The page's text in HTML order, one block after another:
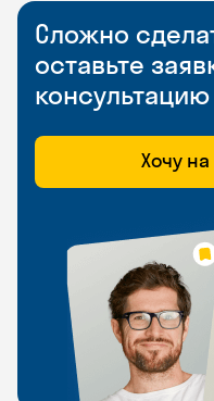
Сложно
оставьте
консультацию
Хочу